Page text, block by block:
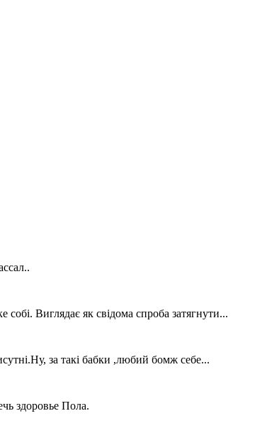
Виглядає як свідома спроба затягнути...
за такі бабки ,любий бомж себе...
здоровье Пола.